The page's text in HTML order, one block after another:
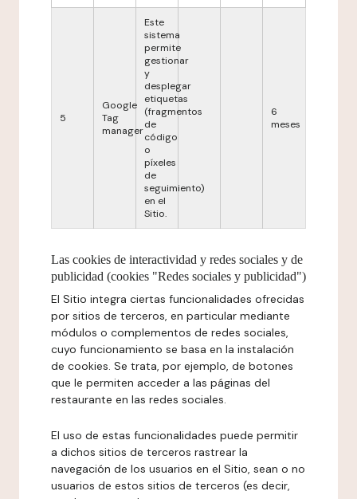
5
Google
Tag
manager
Este
sistema
permite
gestionar
y
desplegar
etiquetas
(fragmentos
de
código
o
píxeles
de
seguimiento)
en el
Sitio.
6
meses
Las cookies de interactividad y redes sociales y de
publicidad (cookies "Redes sociales y publicidad")
El Sitio integra ciertas funcionalidades ofrecidas
por sitios de terceros, en particular mediante
módulos o complementos de redes sociales,
cuyo funcionamiento se basa en la instalación
de cookies. Se trata, por ejemplo, de botones
que le permiten acceder a las páginas del
restaurante en las redes sociales.
El uso de estas funcionalidades puede permitir
a dichos sitios de terceros rastrear la
navegación de los usuarios en el Sitio, sean o no
usuarios de estos sitios de terceros (es decir,